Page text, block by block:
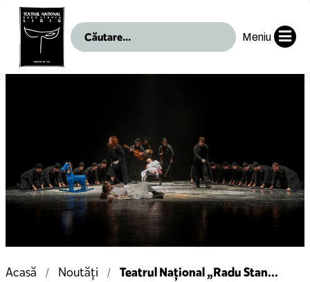
Meniu
Acasă Noutăți Teatrul Național „Radu Stan...